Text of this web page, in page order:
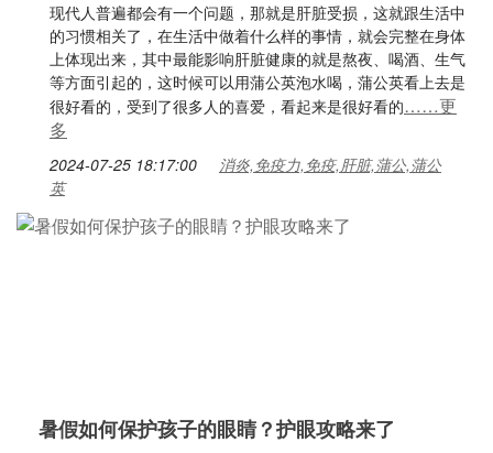
现代人普遍都会有一个问题，那就是肝脏受损，这就跟生活中
的习惯相关了，在生活中做着什么样的事情，就会完整在身体
上体现出来，其中最能影响肝脏健康的就是熬夜、喝酒、生气
等方面引起的，这时候可以用蒲公英泡水喝，蒲公英看上去是
很好看的，受到了很多人的喜爱，看起来是很好看的……更
多
2024-07-25 18:17:00
消炎,免疫力,免疫,肝脏,蒲公,蒲公
英
暑假如何保护孩子的眼睛？护眼攻略来了